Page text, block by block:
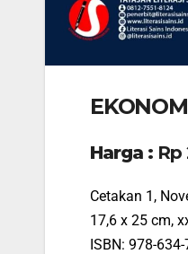
Harga : Rp
Cetakan 1,
17,6 x 25 cm,
ISBN: 978-